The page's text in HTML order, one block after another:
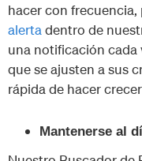
hacer con
alerta dentro de
una notificación cada
que se ajusten a sus
rápida de hacer
Mantenerse al